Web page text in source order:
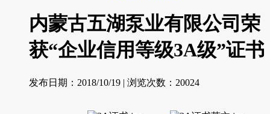
内蒙古五湖泵业有限公司荣
获“企业信用等级3A级”证书
发布日期：2018/10/19 | 浏览次数： 20024